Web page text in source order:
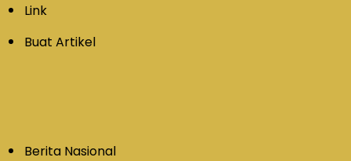
Link
Buat Artikel
Berita Nasional